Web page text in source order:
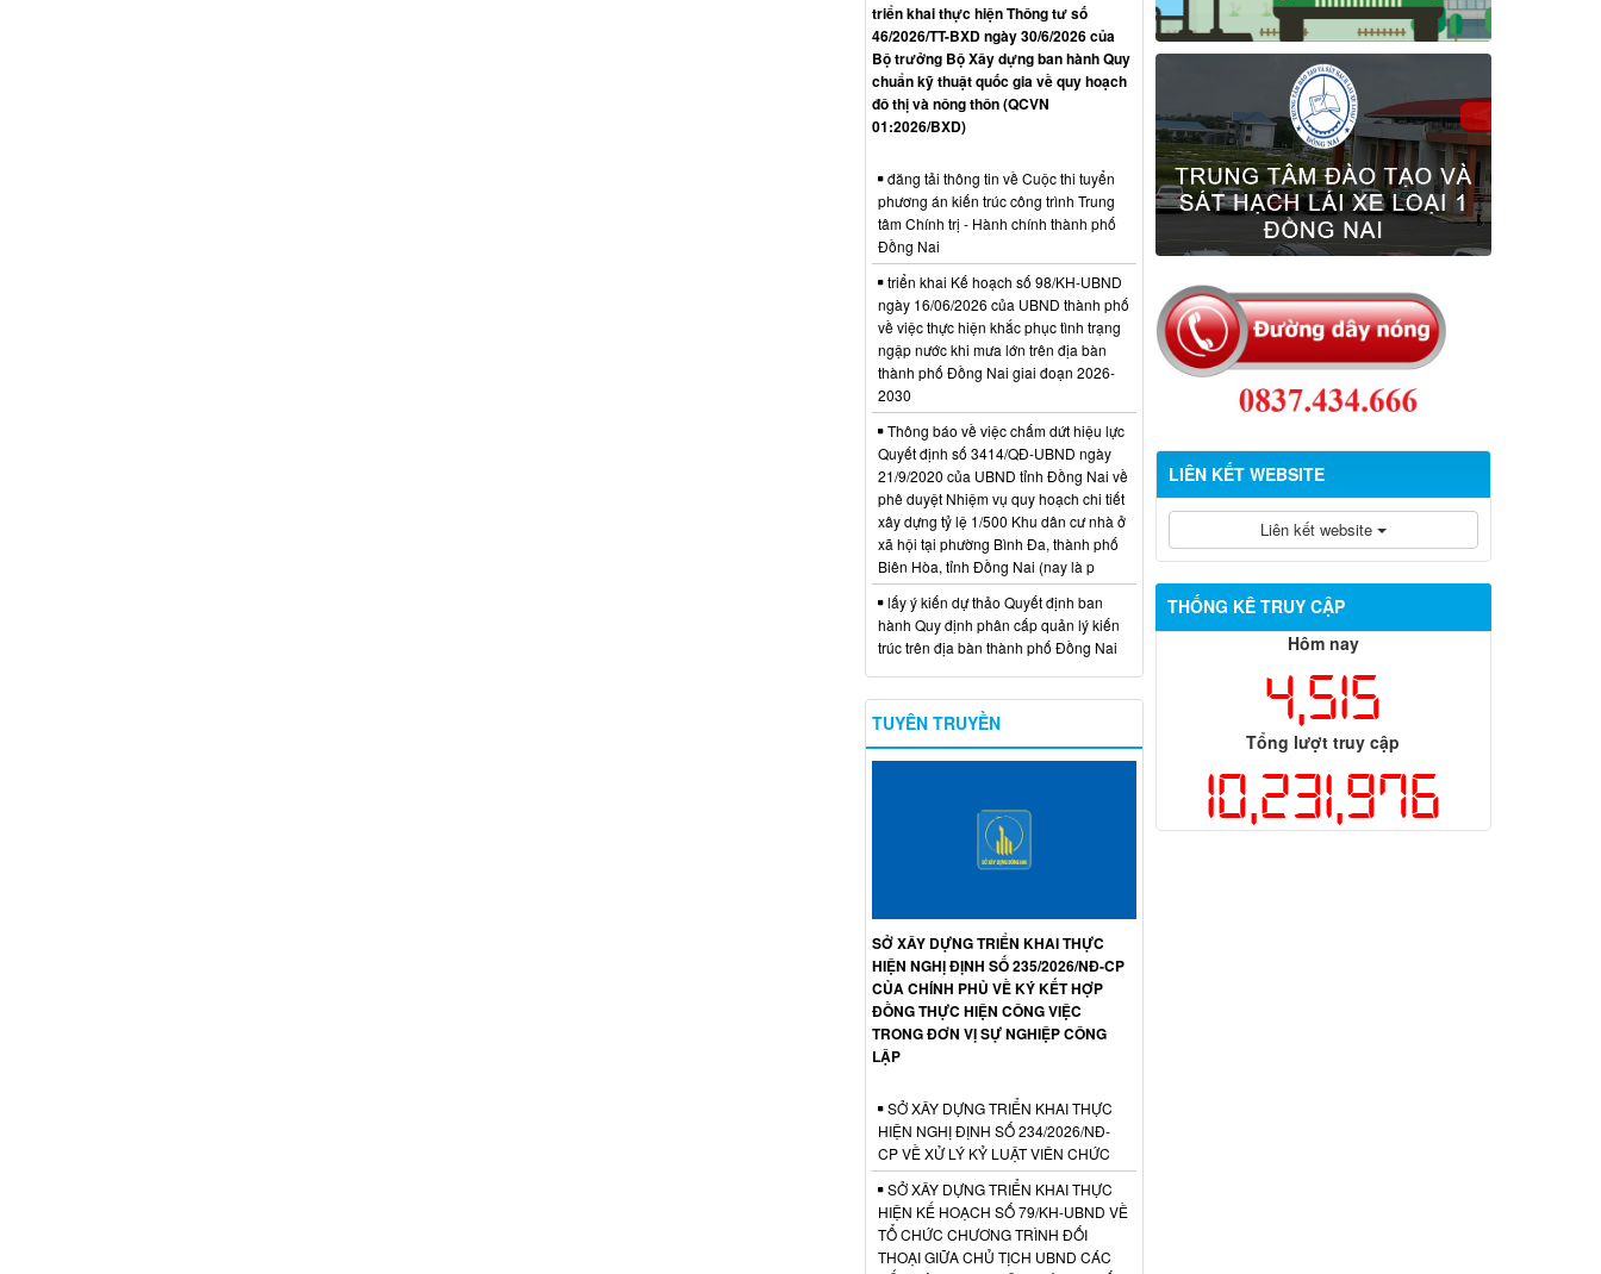
LIÊN KẾT WEBSITE
Liên kết website
THỐNG KÊ TRUY CẬP
Hôm nay
4,515
Tổng lượt truy cập
10,231,976
triển khai thực hiện Thông tư số
46/2026/TT-BXD ngày 30/6/2026 của
Bộ trưởng Bộ Xây dựng ban hành Quy
chuẩn kỹ thuật quốc gia về quy hoạch
đô thị và nông thôn (QCVN
01:2026/BXD)
đăng tải thông tin về Cuộc thi tuyển
phương án kiến trúc công trình Trung
tâm Chính trị - Hành chính thành phố
Đồng Nai
triển khai Kế hoạch số 98/KH-UBND
ngày 16/06/2026 của UBND thành phố
về việc thực hiện khắc phục tình trạng
ngập nước khi mưa lớn trên địa bàn
thành phố Đồng Nai giai đoạn 2026-
2030
Thông báo về việc chấm dứt hiệu lực
Quyết định số 3414/QĐ-UBND ngày
21/9/2020 của UBND tỉnh Đồng Nai về
phê duyệt Nhiệm vụ quy hoạch chi tiết
xây dựng tỷ lệ 1/500 Khu dân cư nhà ở
xã hội tại phường Bình Đa, thành phố
Biên Hòa, tỉnh Đồng Nai (nay là p
lấy ý kiến dự thảo Quyết định ban
hành Quy định phân cấp quản lý kiến
trúc trên địa bàn thành phố Đồng Nai
TUYÊN TRUYỀN
SỞ XÂY DỰNG TRIỂN KHAI THỰC
HIỆN NGHỊ ĐỊNH SỐ 235/2026/NĐ-CP
CỦA CHÍNH PHỦ VỀ KÝ KẾT HỢP
ĐỒNG THỰC HIỆN CÔNG VIỆC
TRONG ĐƠN VỊ SỰ NGHIỆP CÔNG
LẬP
SỞ XÂY DỰNG TRIỂN KHAI THỰC
HIỆN NGHỊ ĐỊNH SỐ 234/2026/NĐ-
CP VỀ XỬ LÝ KỶ LUẬT VIÊN CHỨC
SỞ XÂY DỰNG TRIỂN KHAI THỰC
HIỆN KẾ HOẠCH SỐ 79/KH-UBND VỀ
TỔ CHỨC CHƯƠNG TRÌNH ĐỐI
THOẠI GIỮA CHỦ TỊCH UBND CÁC